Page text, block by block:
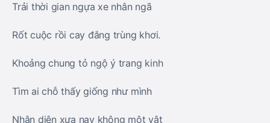
Trải thời gian ngựa xe nhân ngã
Rốt cuộc rồi cay đắng trùng khơi.
Khoảng chung tỏ ngộ ý trang kinh
Tìm ai chỗ thấy giống như mình
Nhận diện xưa nay không một vật